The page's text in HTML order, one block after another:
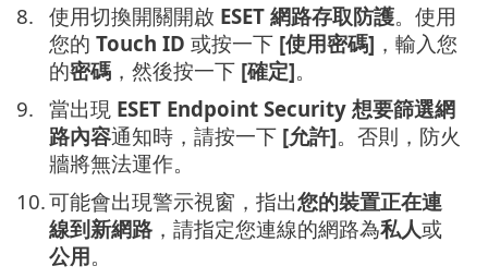
8. 使用切換開關開啟 ESET 網路存取防護。使用
您的 Touch ID 或按一下 [使用密碼] ，輸入您
的密碼 ，然後按一下 [確定]。
9. 當出現 ESET Endpoint Security 想要篩選網
路內容通知時， 請按一下 [允許]。否則，防火
牆將無法運作。
10.可能會出現警示視窗，指出您的裝置正在連
線到新網路 ，請指定您連線的網路為私人或
公用。